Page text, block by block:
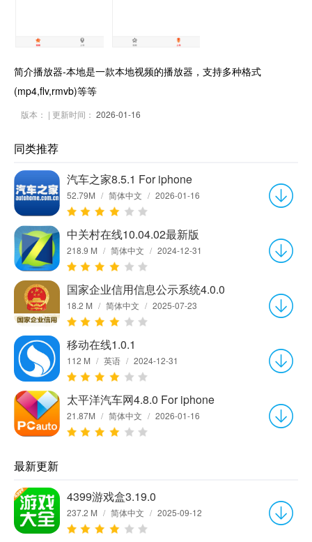
简介播放器-本地是一款本地视频的播放器，支持多种格式
(mp4,flv,rmvb)等等
版本： | 更新时间： 2026-01-16
同类推荐
汽车之家8.5.1 For iphone
52.79M / 简体中文 / 2026-01-16
中关村在线10.04.02最新版
218.9 M / 简体中文 / 2024-12-31
国家企业信用信息公示系统4.0.0
18.2 M / 简体中文 / 2025-07-23
移动在线1.0.1
112 M / 英语 / 2024-12-31
太平洋汽车网4.8.0 For iphone
21.87M / 简体中文 / 2026-01-16
最新更新
4399游戏盒3.19.0
237.2 M / 简体中文 / 2025-09-12